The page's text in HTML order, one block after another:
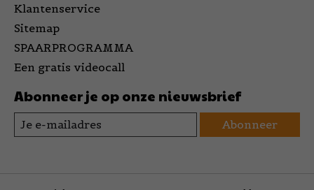
Klantenservice
Sitemap
SPAARPROGRAMMA
Een gratis videocall
Abonneer je op onze nieuwsbrief
Abonneer